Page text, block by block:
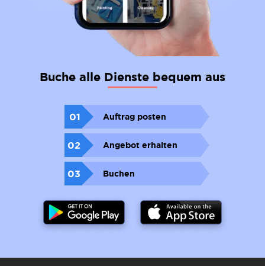
Buche alle Dienste bequem aus
01 Auftrag posten
02 Angebot erhalten
03 Buchen